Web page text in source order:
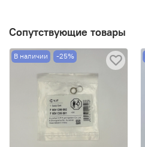
Сопутствующие товары
В наличии -25%